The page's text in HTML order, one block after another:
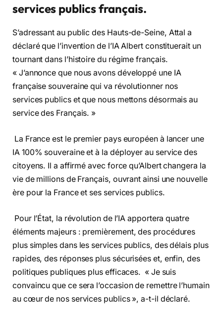
services publics français.
S’adressant au public des Hauts-de-Seine, Attal a
déclaré que l’invention de l’IA Albert constituerait un
tournant dans l’histoire du régime français.
« J’annonce que nous avons développé une IA
française souveraine qui va révolutionner nos
services publics et que nous mettons désormais au
service des Français. »
La France est le premier pays européen à lancer une
IA 100% souveraine et à la déployer au service des
citoyens. Il a affirmé avec force qu’Albert changera la
vie de millions de Français, ouvrant ainsi une nouvelle
ère pour la France et ses services publics.
Pour l’État, la révolution de l’IA apportera quatre
éléments majeurs : premièrement, des procédures
plus simples dans les services publics, des délais plus
rapides, des réponses plus sécurisées et, enfin, des
politiques publiques plus efficaces. « Je suis
convaincu que ce sera l’occasion de remettre l’humain
au cœur de nos services publics », a-t-il déclaré.